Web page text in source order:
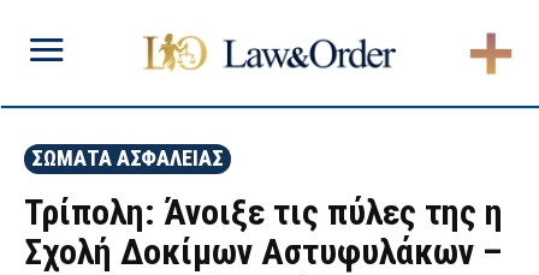
ΣΩΜΑΤΑ ΑΣΦΑΛΕΙΑΣ
Τρίπολη: Άνοιξε τις πύλες της η
Σχολή Δοκίμων Αστυφυλάκων –